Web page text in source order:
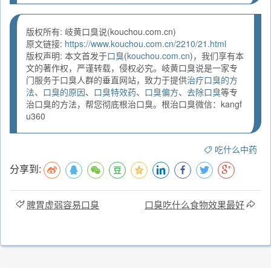
版权所有: 岐黄口臭说(kouchou.com.cn)
原文链接: https://www.kouchou.com.cn/2210/21.html
版权声明: 本文首发于口臭(kouchou.com.cn)，我们享有本
文的著作权，严谨转载，侵权必究。岐黄口臭说是一家专
门服务于口臭人群的垂直网站，致力于提供治疗口臭的方
法、 口臭的原因、 口臭特效药、 口臭偏方、 去除口臭等专
治口臭的方法，帮您彻底根治口臭。根治口臭微信：kangf
u360
吃什么中药
分享到:
脾胃虚弱容易口臭 口臭吃什么食物效果最好